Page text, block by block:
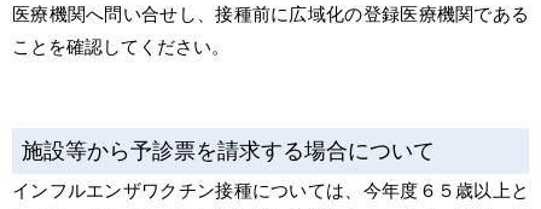
医療機関へ問い合せし、接種前に広域化の登録医療機関である
ことを確認してください。
施設等から予診票を請求する場合について
インフルエンザワクチン接種については、今年度６５歳以上と